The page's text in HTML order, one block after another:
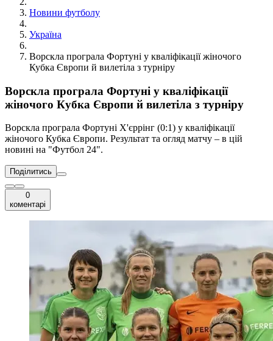
Новини футболу
Україна
Ворскла програла Фортуні у кваліфікації жіночого
Кубка Європи й вилетіла з турніру
Ворскла програла Фортуні у кваліфікації
жіночого Кубка Європи й вилетіла з турніру
Ворскла програла Фортуні Х'єррінг (0:1) у кваліфікації
жіночого Кубка Європи. Результат та огляд матчу – в цій
новині на "Футбол 24".
Поділитись
0
коментарі